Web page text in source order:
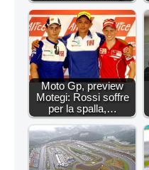
Moto Gp, preview
Motegi: Rossi soffre
per la spalla,…